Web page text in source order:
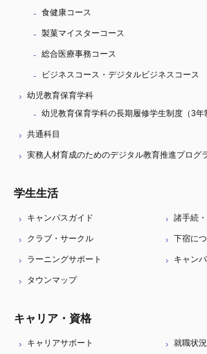
食健康コース
製菓マイスターコース
総合医療事務コース
ビジネスコース・デジタルビジネスコース
幼児教育保育学科
幼児教育保育学科の長期履修学生制度（3年
共通科目
実務人材育成のためのデジタル教育推進プログ
学生生活
キャンパスガイド 諸手続
クラブ・サークル 下宿に
ラーニングサポート キャン
タウンマップ
キャリア・資格
キャリアサポート 就職状況